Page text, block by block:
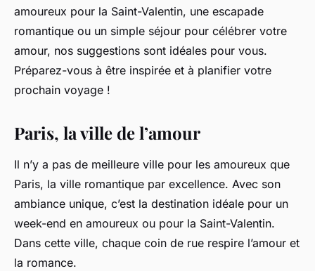
amoureux pour la Saint-Valentin, une escapade
romantique ou un simple séjour pour célébrer votre
amour, nos suggestions sont idéales pour vous.
Préparez-vous à être inspirée et à planifier votre
prochain voyage !
Paris, la ville de l’amour
Il n’y a pas de meilleure ville pour les amoureux que
Paris, la ville romantique par excellence. Avec son
ambiance unique, c’est la destination idéale pour un
week-end en amoureux ou pour la Saint-Valentin.
Dans cette ville, chaque coin de rue respire l’amour et
la romance.